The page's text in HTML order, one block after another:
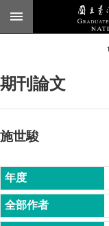
跳到主要內容區塊
臺
頁
公
告
本
期刊論文
施世駿